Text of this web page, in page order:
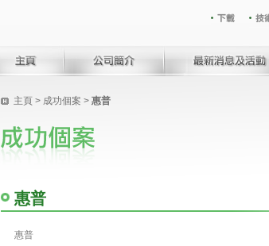
主頁 > 成功個案 > 惠普
惠普
惠普